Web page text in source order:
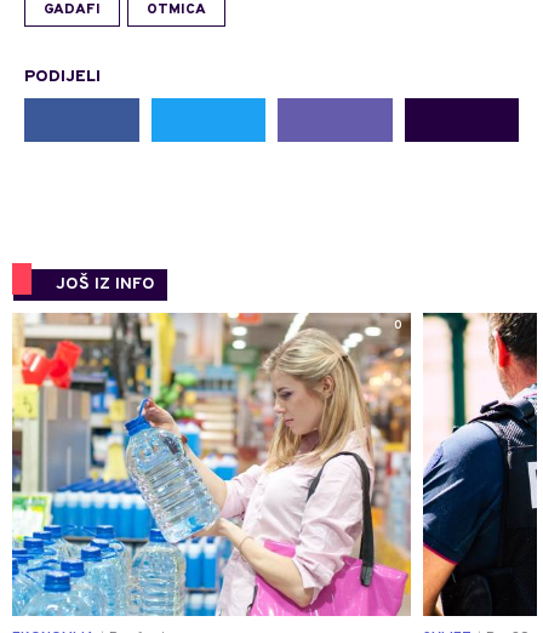
GADAFI OTMICA
PODIJELI
JOŠ IZ INFO
0